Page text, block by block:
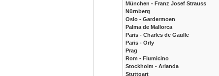
München - Franz Josef Strauss
Nürnberg
Oslo - Gardermoen
Palma de Mallorca
Paris - Charles de Gaulle
Paris - Orly
Prag
Rom - Fiumicino
Stockholm - Arlanda
Stuttgart